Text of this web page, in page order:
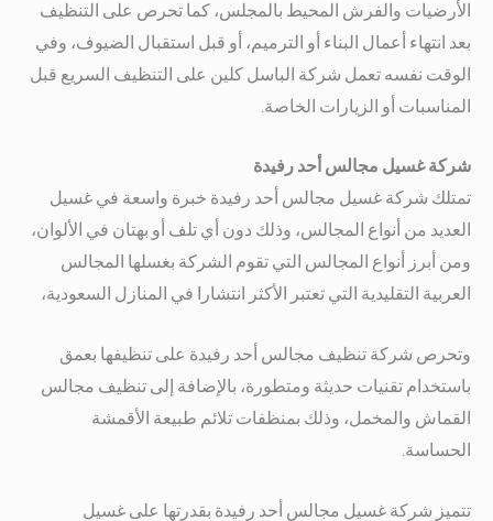
الأرضيات والفرش المحيط بالمجلس، كما تحرص على التنظيف
بعد انتهاء أعمال البناء أو الترميم، أو قبل استقبال الضيوف، وفي
الوقت نفسه تعمل شركة الباسل كلين على التنظيف السريع قبل
المناسبات أو الزيارات الخاصة.
شركة غسيل مجالس أحد رفيدة
تمتلك شركة غسيل مجالس أحد رفيدة خبرة واسعة في غسيل
العديد من أنواع المجالس، وذلك دون أي تلف أو بهتان في الألوان،
ومن أبرز أنواع المجالس التي تقوم الشركة بغسلها المجالس
العربية التقليدية التي تعتبر الأكثر انتشارا في المنازل السعودية،
وتحرص شركة تنظيف مجالس أحد رفيدة على تنظيفها بعمق
باستخدام تقنيات حديثة ومتطورة، بالإضافة إلى تنظيف مجالس
القماش والمخمل، وذلك بمنظفات تلائم طبيعة الأقمشة
الحساسة.
تتميز شركة غسيل مجالس أحد رفيدة بقدرتها على غسيل